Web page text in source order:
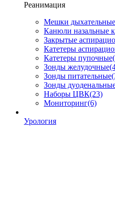
Реанимация
Мешки
Канюли назальные
Закрытые
Катетеры
Катетеры пупочные
Зонды желудочные
Зонды питательные
Зонды
Наборы ЦВК(23)
Мониторинг(6)
Урология